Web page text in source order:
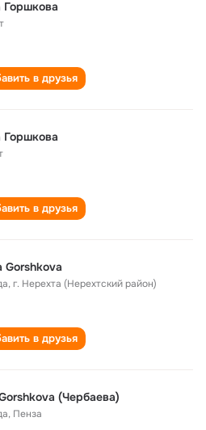
Горшкова
в друзья
Горшкова
в друзья
Gorshkova
,г. Нерехта (Нерехтский район)
в друзья
(Чербаева)
, Пенза